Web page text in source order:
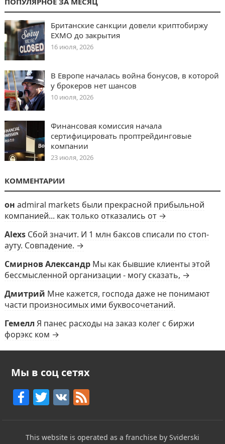
Британские санкции довели криптобиржу
EXMO до закрытия
16 июля, 2026
В Европе началась война бонусов, в которой
у брокеров нет шансов
10 июля, 2026
Финансовая комиссия начала
сертифицировать проптрейдинговые
компании
23 июля, 2026
КОММЕНТАРИИ
он admiral markets были прекрасной прибыльной
компанией... как только отказались от →
Alexs Сбой значит. И 1 млн баксов списали по стоп-
ауту. Совпадение. →
Смирнов Александр Мы как бывшие клиенты этой
бессмысленной организации - могу сказать, →
Дмитрий Мне кажется, господа даже не понимают
части произносимых ими буквосочетаний.
Гемелл Я панес расходы на заказ колег с биржи
форэкс ком →
Мы в соц сетях
F
c
T
itt
V F
e
This website is operated as a franchise by Sviderski